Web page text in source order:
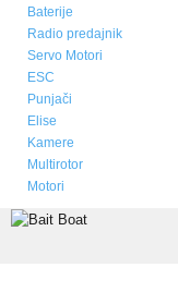
MULTICOPTER
RC AVIONI
Modeli aviona
Prodaja i cene aviona
Rezervni delovi - boje -
Baterije
Radio predajnik
Servo Motori
ESC
Punjači
Elise
Kamere
Multirotor
Motori